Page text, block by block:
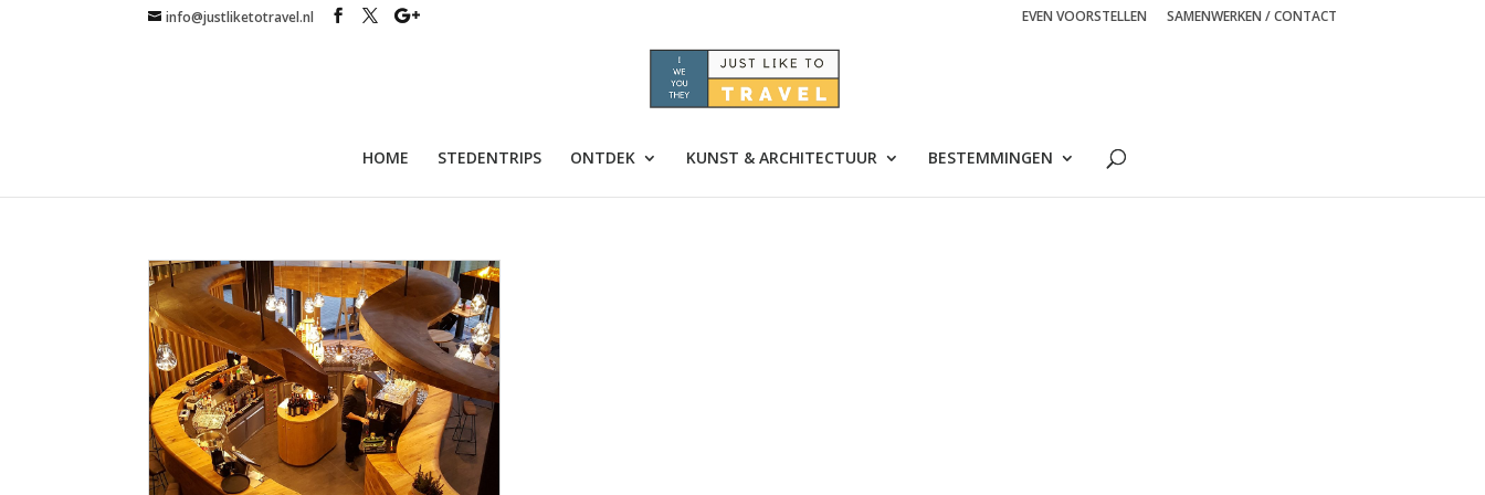
info@justliketotravel.nl EVEN VOORSTELLEN SAMENWERKEN / CONTACT
HOME STEDENTRIPS ONTDEK KUNST & ARCHITECTUUR BESTEMMINGEN